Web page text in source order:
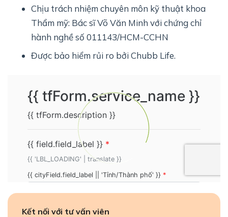
Chịu trách nhiệm chuyên môn kỹ thuật khoa
Thẩm mỹ: Bác sĩ Võ Văn Minh với chứng chỉ
hành nghề số 011143/HCM-CCHN
Được bảo hiểm rủi ro bởi Chubb Life.
Kết nối với tư vấn viên